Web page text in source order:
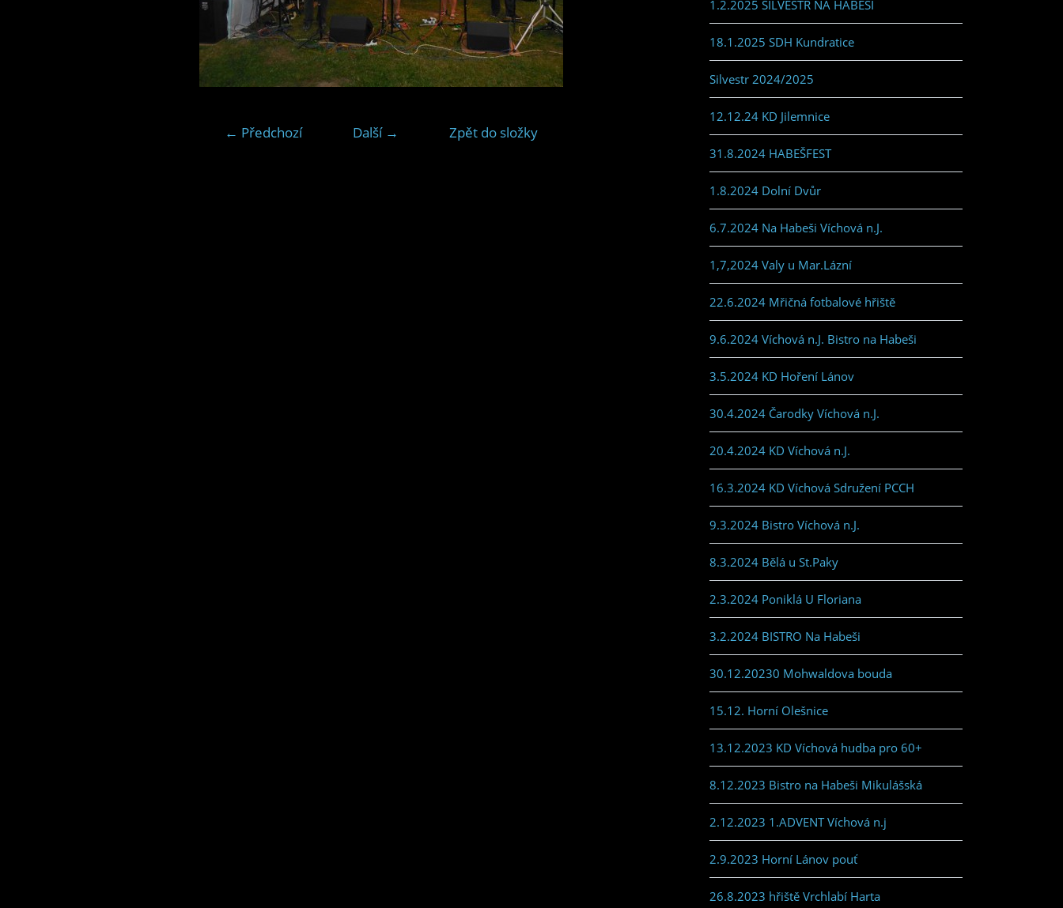
← Předchozí Další → Zpět do složky
1.2.2025 SILVESTR NA HABEŠI
18.1.2025 SDH Kundratice
Silvestr 2024/2025
12.12.24 KD Jilemnice
31.8.2024 HABEŠFEST
1.8.2024 Dolní Dvůr
6.7.2024 Na Habeši Víchová n.J.
1,7,2024 Valy u Mar.Lázní
22.6.2024 Mřičná fotbalové hřiště
9.6.2024 Víchová n.J. Bistro na Habeši
3.5.2024 KD Hoření Lánov
30.4.2024 Čarodky Víchová n.J.
20.4.2024 KD Víchová n.J.
16.3.2024 KD Víchová Sdružení PCCH
9.3.2024 Bistro Víchová n.J.
8.3.2024 Bělá u St.Paky
2.3.2024 Poniklá U Floriana
3.2.2024 BISTRO Na Habeši
30.12.20230 Mohwaldova bouda
15.12. Horní Olešnice
13.12.2023 KD Víchová hudba pro 60+
8.12.2023 Bistro na Habeši Mikulášská
2.12.2023 1.ADVENT Víchová n.j
2.9.2023 Horní Lánov pouť
26.8.2023 hřiště Vrchlabí Harta